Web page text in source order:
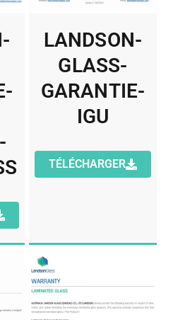
LANDSON-
GLASS-
GARANTIE-
IGU
TÉLÉCHARGER